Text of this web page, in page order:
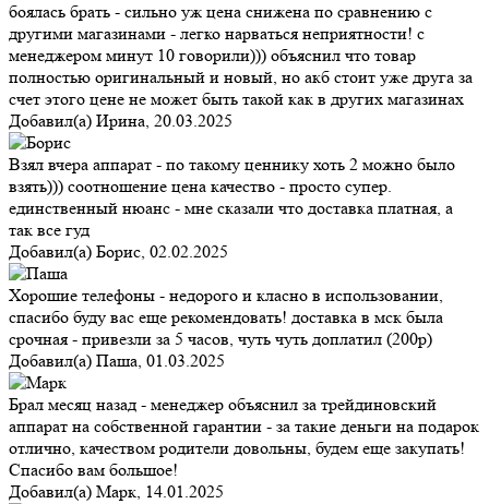
боялась брать - сильно уж цена снижена по сравнению с
другими магазинами - легко нарваться неприятности! с
менеджером минут 10 говорили))) объяснил что товар
полностью оригинальный и новый, но акб стоит уже друга за
счет этого цене не может быть такой как в других магазинах
Добавил(а) Ирина, 20.03.2025
Взял вчера аппарат - по такому ценнику хоть 2 можно было
взять))) соотношение цена качество - просто супер.
единственный нюанс - мне сказали что доставка платная, а
так все гуд
Добавил(а) Борис, 02.02.2025
Хорошие телефоны - недорого и класно в использовании,
спасибо буду вас еще рекомендовать! доставка в мск была
срочная - привезли за 5 часов, чуть чуть доплатил (200р)
Добавил(а) Паша, 01.03.2025
Брал месяц назад - менеджер объяснил за трейдиновский
аппарат на собственной гарантии - за такие деньги на подарок
отлично, качеством родители довольны, будем еще закупать!
Спасибо вам большое!
Добавил(а) Марк, 14.01.2025